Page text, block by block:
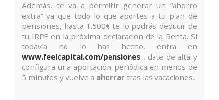
Además, te va a permitir generar un “ahorro
extra” ya que todo lo que aportes a tu plan de
pensiones, hasta 1.500€ te lo podrás deducir de
tu IRPF en la próxima declaración de la Renta. Si
todavía no lo has hecho, entra en
www.feelcapital.com/pensiones , date de alta y
configura una aportación periódica en menos de
5 minutos y vuelve a ahorrar tras las vacaciones.